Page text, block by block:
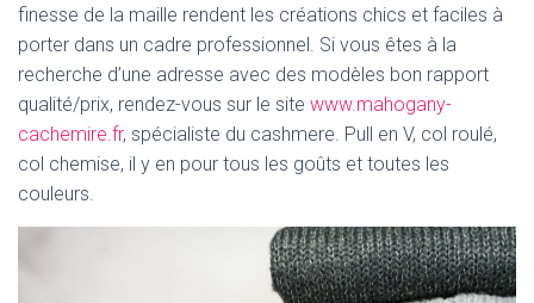
finesse de la maille rendent les créations chics et faciles à
porter dans un cadre professionnel. Si vous êtes à la
recherche d’une adresse avec des modèles bon rapport
qualité/prix, rendez-vous sur le site www.mahogany-
cachemire.fr, spécialiste du cashmere. Pull en V, col roulé,
col chemise, il y en pour tous les goûts et toutes les
couleurs.